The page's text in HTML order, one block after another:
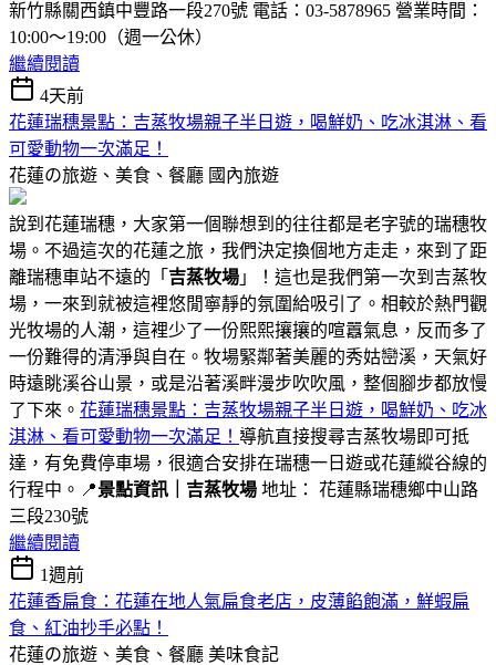
新竹縣關西鎮中豐路一段270號 電話：03-5878965 營業時間：
10:00～19:00（週一公休）
繼續閱讀
4天前
花蓮瑞穗景點：吉蒸牧場親子半日遊，喝鮮奶、吃冰淇淋、看
可愛動物一次滿足！
花蓮の旅遊、美食、餐廳 國內旅遊
說到花蓮瑞穗，大家第一個聯想到的往往都是老字號的瑞穗牧
場。不過這次的花蓮之旅，我們決定換個地方走走，來到了距
離瑞穗車站不遠的「 吉蒸牧場 」！這也是我們第一次到吉蒸牧
場，一來到就被這裡悠閒寧靜的氛圍給吸引了。相較於熱門觀
光牧場的人潮，這裡少了一份熙熙攘攘的喧囂氣息，反而多了
一份難得的清淨與自在。牧場緊鄰著美麗的秀姑巒溪，天氣好
時遠眺溪谷山景，或是沿著溪畔漫步吹吹風，整個腳步都放慢
了下來。 花蓮瑞穗景點：吉蒸牧場親子半日遊，喝鮮奶、吃冰
淇淋、看可愛動物一次滿足！ 導航直接搜尋吉蒸牧場即可抵
達，有免費停車場，很適合安排在瑞穗一日遊或花蓮縱谷線的
行程中。📍景點資訊｜吉蒸牧場 地址： 花蓮縣瑞穗鄉中山路
三段230號
繼續閱讀
1週前
花蓮香扁食：花蓮在地人氣扁食老店，皮薄餡飽滿，鮮蝦扁
食、紅油抄手必點！
花蓮の旅遊、美食、餐廳 美味食記